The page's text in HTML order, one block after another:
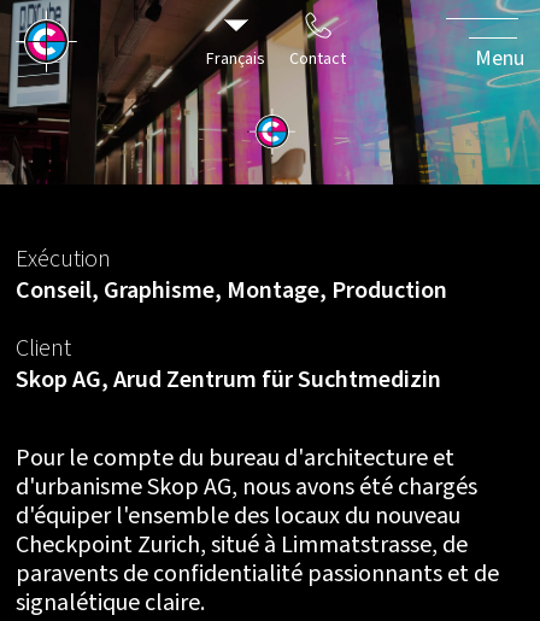
Français Contact Menu
privée
colorée
Exécution
Conseil, Graphisme, Montage, Production
Client
Skop AG, Arud Zentrum für Suchtmedizin
Pour le compte du bureau d'architecture et
d'urbanisme Skop AG, nous avons été chargés
d'équiper l'ensemble des locaux du nouveau
Checkpoint Zurich, situé à Limmatstrasse, de
paravents de confidentialité passionnants et de
signalétique claire.